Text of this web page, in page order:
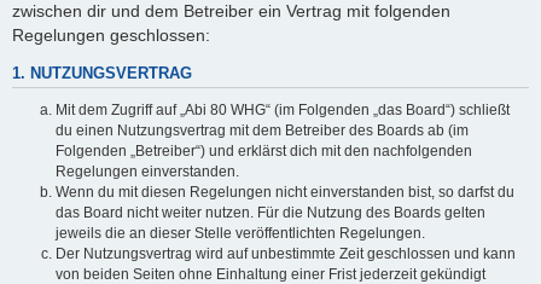
zwischen dir und dem Betreiber ein Vertrag mit folgenden
Regelungen geschlossen:
1. NUTZUNGSVERTRAG
Mit dem Zugriff auf „Abi 80 WHG“ (im Folgenden „das Board“) schließt
du einen Nutzungsvertrag mit dem Betreiber des Boards ab (im
Folgenden „Betreiber“) und erklärst dich mit den nachfolgenden
Regelungen einverstanden.
Wenn du mit diesen Regelungen nicht einverstanden bist, so darfst du
das Board nicht weiter nutzen. Für die Nutzung des Boards gelten
jeweils die an dieser Stelle veröffentlichten Regelungen.
Der Nutzungsvertrag wird auf unbestimmte Zeit geschlossen und kann
von beiden Seiten ohne Einhaltung einer Frist jederzeit gekündigt